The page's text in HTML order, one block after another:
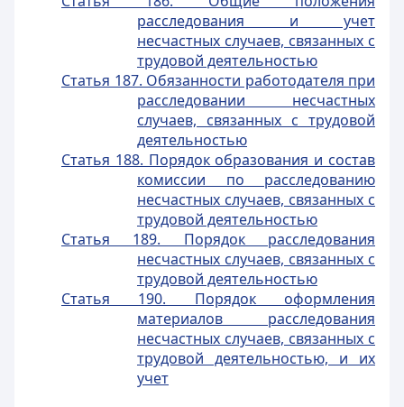
расследования и учет
несчастных случаев, связанных с
трудовой деятельностью
Статья 187. Обязанности работодателя при
расследовании несчастных
случаев, связанных с трудовой
деятельностью
Статья 188. Порядок образования и состав
комиссии по расследованию
несчастных случаев, связанных с
трудовой деятельностью
Статья 189. Порядок расследования
несчастных случаев, связанных с
трудовой деятельностью
Статья 190. Порядок оформления
материалов расследования
несчастных случаев, связанных с
трудовой деятельностью, и их
учет